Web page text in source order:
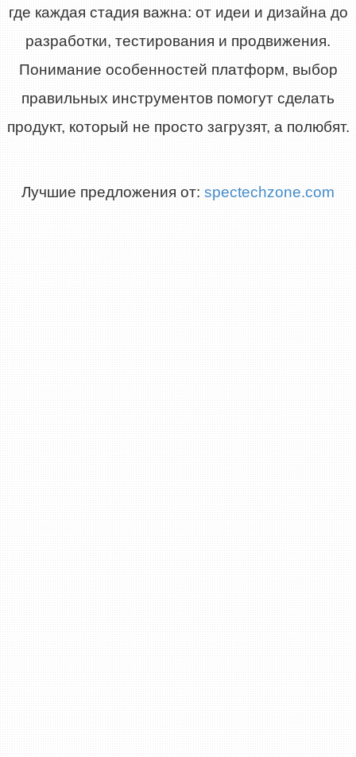
где каждая стадия важна: от идеи и дизайна до
разработки, тестирования и продвижения.
Понимание особенностей платформ, выбор
правильных инструментов помогут сделать
продукт, который не просто загрузят, а полюбят.
Лучшие предложения от: spectechzone.com